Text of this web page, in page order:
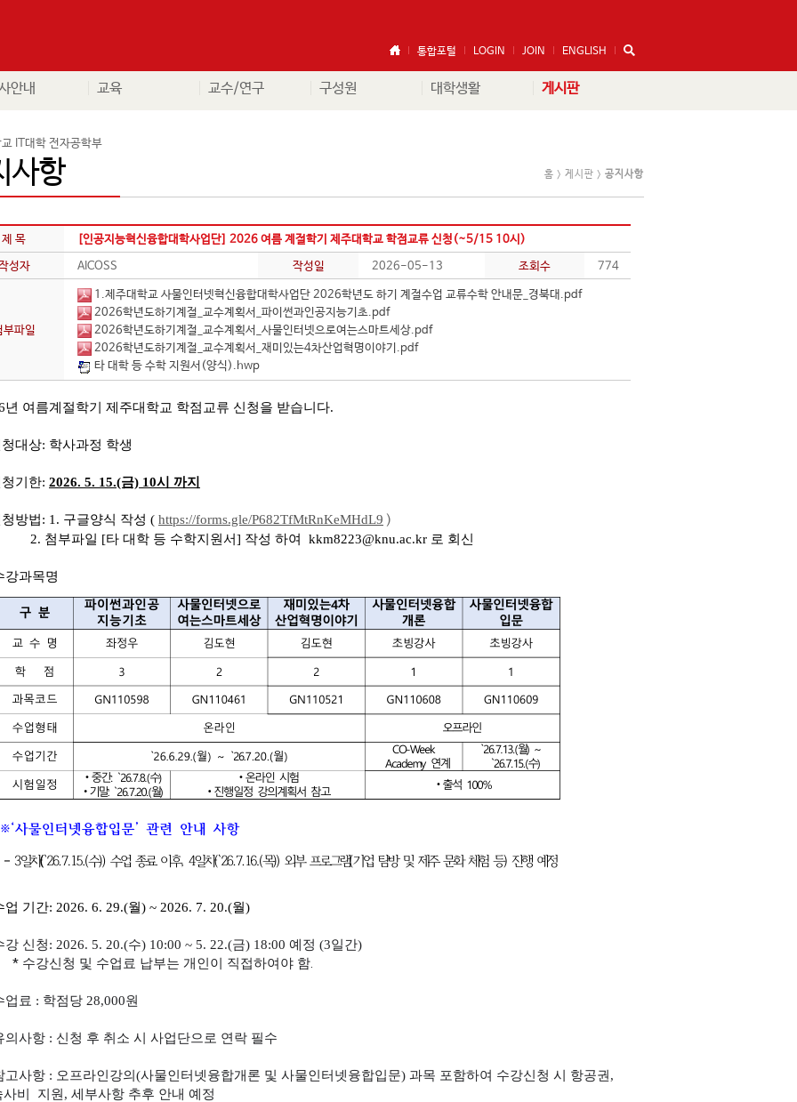
통합포털 LOGIN JOIN ENGLISH
안내 교육 교수/연구 구성원 대학생활 게시판
홈 > 게시판 > 공지사항
IT대학 전자공학부
사항
제 목
[인공지능혁신융합대학사업단] 2026 여름 계절학기 제주대학교 학점교류 신청(~5/15 10시)
성자
AICOSS 작성일 2026-05-13 조회수 774
부파일
1.제주대학교 사물인터넷혁신융합대학사업단 2026학년도 하기 계절수업 교류수학 안내문_경북대.pdf
2026학년도하기계절_교수계획서_파이썬과인공지능기초.pdf
2026학년도하기계절_교수계획서_사물인터넷으로여는스마트세상.pdf
2026학년도하기계절_교수계획서_재미있는4차산업혁명이야기.pdf
타 대학 등 수학 지원서(양식).hwp
년 여름계절학기 제주대학교 학점교류 신청을 받습니다.
대상: 학사과정 학생
기한: 2026. 5. 15.(금) 10시 까지
방법: 1. 구글양식 작성 ( https://forms.gle/P682TfMtRnKeMHdL9 )
2. 첨부파일 [타 대학 등 수학지원서] 작성 하여
kkm8223@knu.ac.kr 로 회신
강과목명
기간: 2026. 6. 29.(월) ~ 2026. 7. 20.(월)
신청: 2026. 5. 20.(수) 10:00 ~ 5. 22.(금) 18:00 예정 (3일간)
* 수강신청 및 수업료 납부는 개인이 직접하여야 함.
업료 : 학점당 28,000원
사항 : 신청 후 취소 시 사업단으로 연락 필수
사항 : 오프라인강의(사물인터넷융합개론 및 사물인터넷융합입문) 과목 포함하여 수강신청 시 항공권,
사비 지원, 세부사항 추후 안내 예정